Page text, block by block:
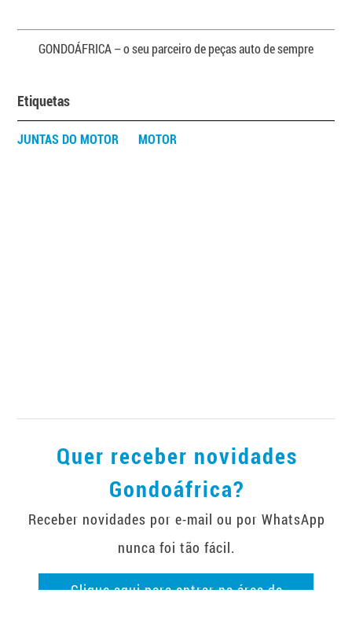
GONDOÁFRICA – o seu parceiro de peças auto de sempre
Etiquetas
JUNTAS DO MOTOR MOTOR
Quer receber novidades
Gondoáfrica?
Receber novidades por e-mail ou por WhatsApp
nunca foi tão fácil.
Clique aqui para entrar na área de